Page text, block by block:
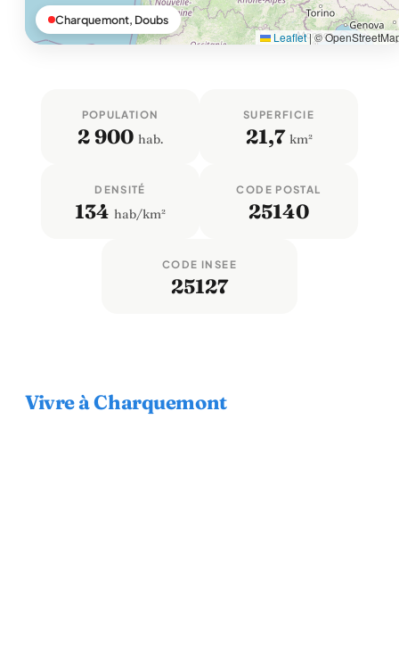
Leaflet|©
Charquemont, Doubs
POPULATION
2 900 hab.
SUPERFICIE
21,7 km²
DENSITÉ
134 hab/km²
CODE POSTAL
25140
CODE INSEE
25127
Vivre à Charquemont